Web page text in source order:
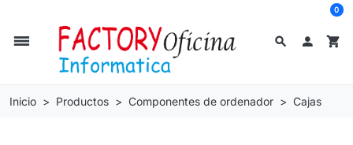
search
dehaze  shopping_cart
0
Inicio Productos Componentes de ordenador Cajas